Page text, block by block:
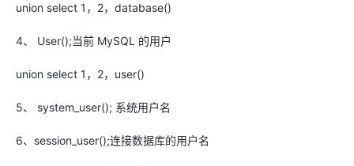
union select 1，2，database()
4、 User();当前 MySQL 的用户
union select 1，2，user()
5、 system_user(); 系统用户名
6、session_user();连接数据库的用户名